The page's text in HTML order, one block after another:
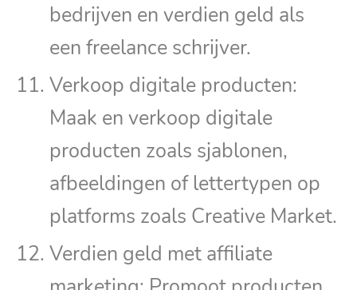
bedrijven en verdien geld als
een freelance schrijver.
Verkoop digitale producten:
Maak en verkoop digitale
producten zoals sjablonen,
afbeeldingen of lettertypen op
platforms zoals Creative Market.
Verdien geld met affiliate